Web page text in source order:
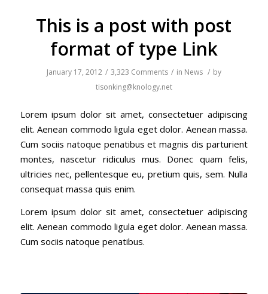
This is a post with post
format of type Link
January 17, 2012 / 3,323 Comments / in News / by
tisonking@knology.net
Lorem ipsum dolor sit amet, consectetuer adipiscing
elit. Aenean commodo ligula eget dolor. Aenean massa.
Cum sociis natoque penatibus et magnis dis parturient
montes, nascetur ridiculus mus. Donec quam felis,
ultricies nec, pellentesque eu, pretium quis, sem. Nulla
consequat massa quis enim.
Lorem ipsum dolor sit amet, consectetuer adipiscing
elit. Aenean commodo ligula eget dolor. Aenean massa.
Cum sociis natoque penatibus.